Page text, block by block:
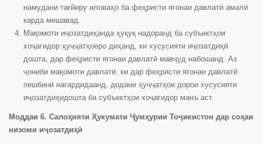
намудани тағйиру иловаҳо ба феҳристи ягонаи давлатӣ амалӣ
карда мешавад.
Мақомоти иҷозатдиҳанда ҳуқуқ надоранд ба субъектҳои
хоҷагидор ҳуҷҷатҳоеро диҳанд, ки хусусияти иҷозатдиҳӣ
дошта, дар феҳристи ягонаи давлатӣ мавҷуд набошанд. Аз
ҷониби мақомоти давлатӣ, ки дар феҳристи ягонаи давлатӣ
пешбинӣ нагардидаанд, додани ҳуҷҷатҳои дорои хусусияти
иҷозатдиҳидошта ба субъектҳои хоҷагидор манъ аст.
Моддаи 6. Салоҳияти Ҳукумати Ҷумҳурии Тоҷикистон дар соҳаи
низоми иҷозатдиҳӣ